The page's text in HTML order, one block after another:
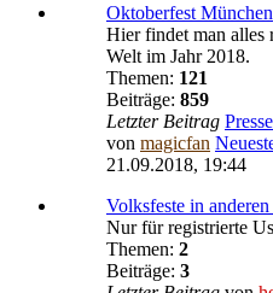
Oktoberfest München
Hier findet man alles
Welt im Jahr 2018.
Themen: 121
Beiträge: 859
Letzter Beitrag
von magicfan
21.09.2018, 19:44
Volksfeste in
Nur für registrierte
Themen: 2
Beiträge: 3